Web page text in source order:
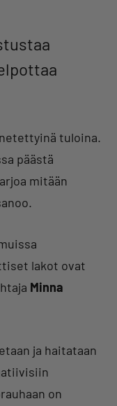
tuloina.
päästä
mitään
lakot ovat
Minna
ja haitataan
on